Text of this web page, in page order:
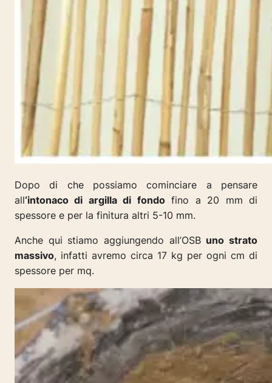
Dopo di che possiamo cominciare a pensare
all‘intonaco di argilla di fondofino a 20 mm di
spessore e per la finitura altri 5-10 mm.
Anche qui stiamo aggiungendo all’OSB uno strato
massivo, infatti avremo circa 17 kg per ogni cm di
spessore per mq.